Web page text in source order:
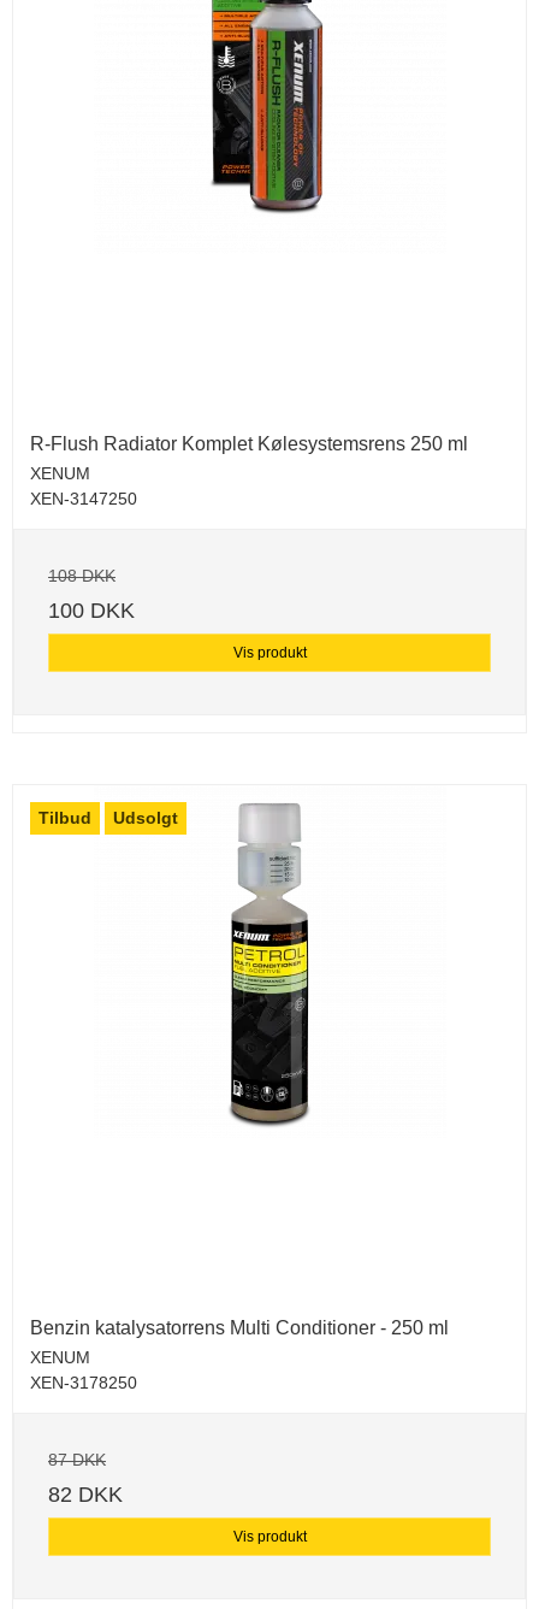
R-Flush Radiator Komplet Kølesystemsrens 250 ml
XENUM
XEN-3147250
108 DKK
100 DKK
Vis produkt
Tilbud Udsolgt
Benzin katalysatorrens Multi Conditioner - 250 ml
XENUM
XEN-3178250
87 DKK
82 DKK
Vis produkt